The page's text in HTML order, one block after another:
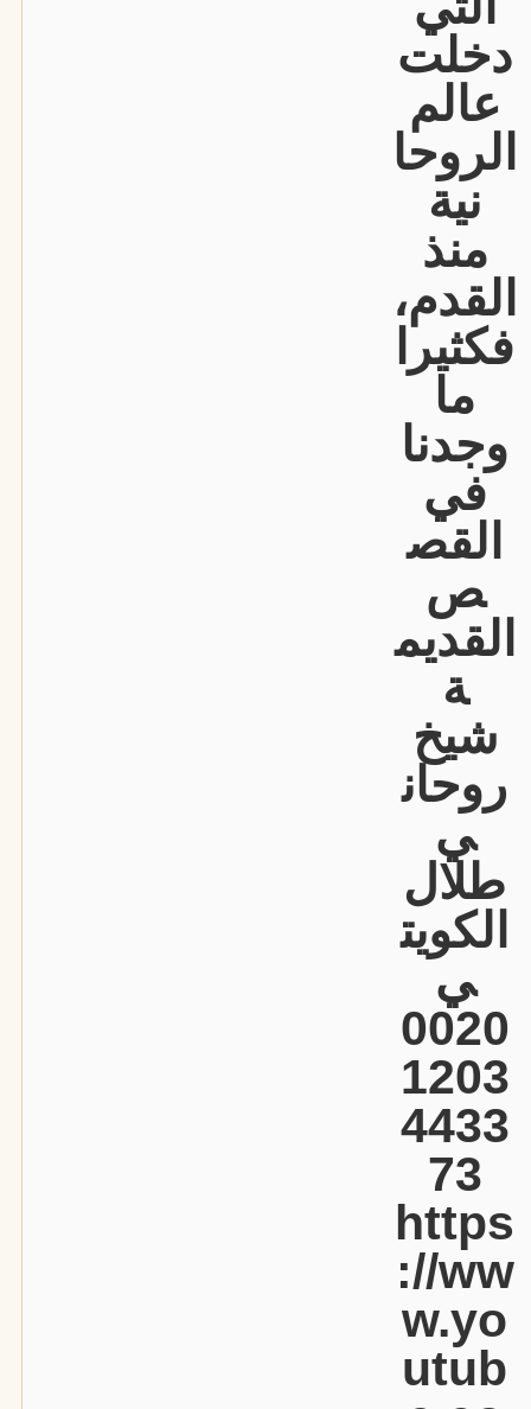
دخلت
عالم
الروحا
نية
منذ
القدم،
فكثيرا
ما
وجدنا
في
القص
ص
القديم
ة
شيخ
روحان
ي
طلال
الكويت
ي
0020
1203
4433
73
https
://ww
w.yo
utub